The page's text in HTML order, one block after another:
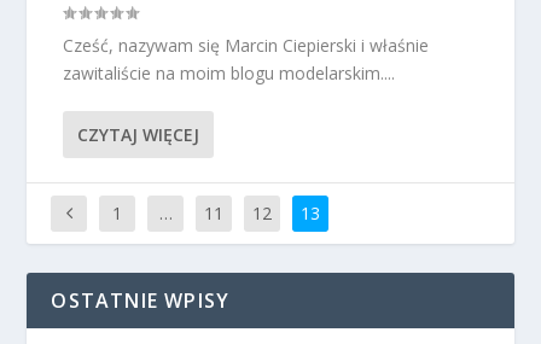
Cześć, nazywam się Marcin Ciepierski i właśnie
zawitaliście na moim blogu modelarskim....
CZYTAJ WIĘCEJ
1 … 11 12 13
OSTATNIE WPISY